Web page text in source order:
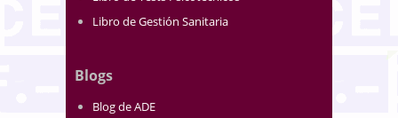
Libro de Gestión Sanitaria
Blogs
Blog de ADE